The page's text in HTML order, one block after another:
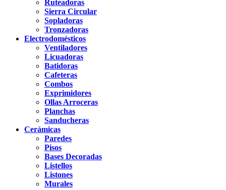
Ruteadoras
Sierra Circular
Sopladoras
Tronzadoras
Electrodomésticos
Ventiladores
Licuadoras
Batidoras
Cafeteras
Combos
Exprimidores
Ollas Arroceras
Planchas
Sanducheras
Cerámicas
Paredes
Pisos
Bases Decoradas
Listellos
Listones
Murales